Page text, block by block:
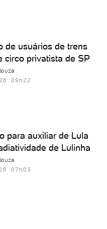
de usuários de trens
circo privatista de SP
09h22
para auxiliar de Lula
de Lulinha
07h03